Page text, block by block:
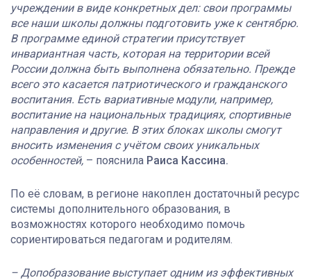
учреждении в виде конкретных дел: свои программы
все наши школы должны подготовить уже к сентябрю.
В программе единой стратегии присутствует
инвариантная часть, которая на территории всей
России должна быть выполнена обязательно. Прежде
всего это касается патриотического и гражданского
воспитания. Есть вариативные модули, например,
воспитание на национальных традициях, спортивные
направления и другие. В этих блоках школы смогут
вносить изменения с учётом своих уникальных
особенностей, – пояснила Раиса Кассина.
По её словам, в регионе накоплен достаточный ресурс
системы дополнительного образования, в
возможностях которого необходимо помочь
сориентироваться педагогам и родителям.
– Допобразование выступает одним из эффективных